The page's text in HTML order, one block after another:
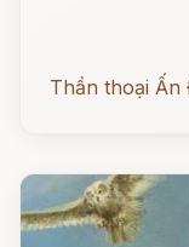
Thần thoại